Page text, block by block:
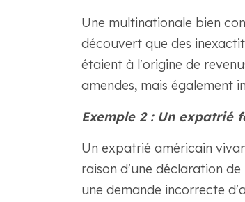
Une multinationale bien
découvert que des
étaient à l'origine de
amendes, mais également
Exemple 2 : Un expatrié
Un expatrié américain
raison d'une déclaration
une demande incorrecte